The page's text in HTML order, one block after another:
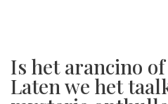
Is het arancino
Laten we het